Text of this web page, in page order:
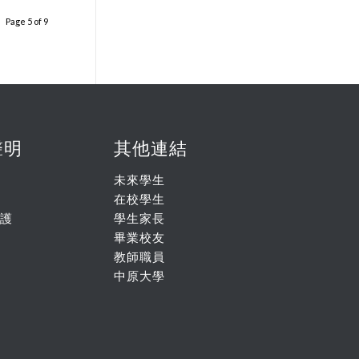
Page 5 of 9
其他連結
未來學生
在校學生
學生家長
畢業校友
教師職員
中原大學